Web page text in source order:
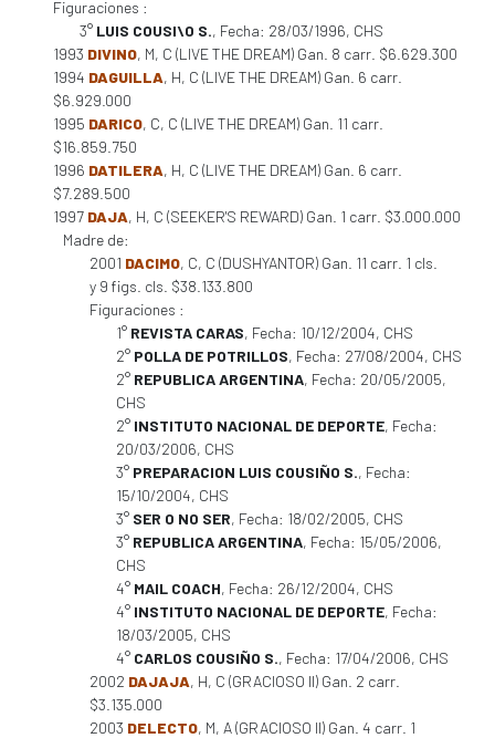
Figuraciones :
3° LUIS COUSI\O S., Fecha: 28/03/1996, CHS
1993 DIVINO, M, C (LIVE THE DREAM) Gan. 8 carr. $6.629.300
1994 DAGUILLA, H, C (LIVE THE DREAM) Gan. 6 carr.
$6.929.000
1995 DARICO, C, C (LIVE THE DREAM) Gan. 11 carr.
$16.859.750
1996 DATILERA, H, C (LIVE THE DREAM) Gan. 6 carr.
$7.289.500
1997 DAJA, H, C (SEEKER'S REWARD) Gan. 1 carr. $3.000.000
Madre de:
2001 DACIMO, C, C (DUSHYANTOR) Gan. 11 carr. 1 cls.
y 9 figs. cls. $38.133.800
Figuraciones :
1° REVISTA CARAS, Fecha: 10/12/2004, CHS
2° POLLA DE POTRILLOS, Fecha: 27/08/2004, CHS
2° REPUBLICA ARGENTINA, Fecha: 20/05/2005,
CHS
2° INSTITUTO NACIONAL DE DEPORTE, Fecha:
20/03/2006, CHS
3° PREPARACION LUIS COUSIÑO S., Fecha:
15/10/2004, CHS
3° SER O NO SER, Fecha: 18/02/2005, CHS
3° REPUBLICA ARGENTINA, Fecha: 15/05/2006,
CHS
4° MAIL COACH, Fecha: 26/12/2004, CHS
4° INSTITUTO NACIONAL DE DEPORTE, Fecha:
18/03/2005, CHS
4° CARLOS COUSIÑO S., Fecha: 17/04/2006, CHS
2002 DAJAJA, H, C (GRACIOSO II) Gan. 2 carr.
$3.135.000
2003 DELECTO, M, A (GRACIOSO II) Gan. 4 carr. 1